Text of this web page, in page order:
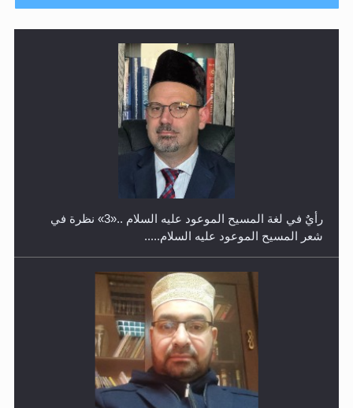
حفل توزيع الشهادات في الجامعة الأحمدية بنيجيريا لعام
معرض القرآن الكريم لمدة ثلاثين يوما في مكتبة مدينة
ريهيماكي في فنلند
رأيٌ في لغة المسيح الموعود عليه السلام ..«3» نظرة في
شعر المسيح الموعود عليه السلام.....